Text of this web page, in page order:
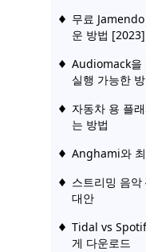
무료
운 방법 [2023]
Audiomack을
실행 가능한
자동차 용 플
는 방법
Anghami와
스트리밍 음
대안
Tidal vs
게 다운로드